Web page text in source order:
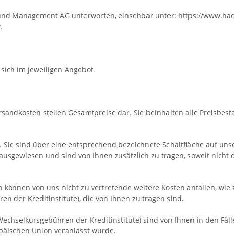
Management AG unterworfen, einsehbar unter: https://
.
im jeweiligen Angebot.
stellen Gesamtpreise dar. Sie beinhalten alle
sind über eine entsprechend bezeichnete Schaltfläche auf
und sind von Ihnen zusätzlich zu tragen, soweit nicht
von uns nicht zu vertretende weitere Kosten anfallen, wie
der Kreditinstitute), die von Ihnen zu tragen sind.
der Kreditinstitute) sind von Ihnen in den
Union veranlasst wurde.